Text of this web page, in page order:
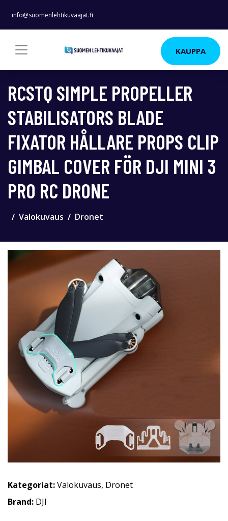
info@suomenlehtikuvaajat.fi
KAUPPA
RCSTQ SIMPLE PROPELLER
STABILISATORS BLADE
FIXATOR HÅLLARE PROPS CLIP
GIMBAL COVER FÖR DJI MINI 3
PRO RC DRONE
Valokuvaus Dronet
Kategoriat:Valokuvaus, Dronet
Brand: DJI